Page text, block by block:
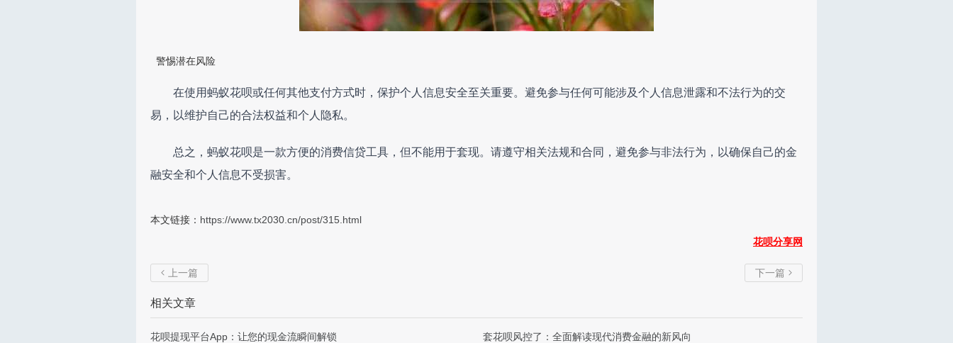
警惕潜在风险
在使用蚂蚁花呗或任何其他支付方式时，保护个人信息安全至关重要。避免参与任何可能涉及个人信息泄露和不法行为的交
易，以维护自己的合法权益和个人隐私。
总之，蚂蚁花呗是一款方便的消费信贷工具，但不能用于套现。请遵守相关法规和合同，避免参与非法行为，以确保自己的金
融安全和个人信息不受损害。
本文链接： https://www.tx2030.cn/post/315.html
花呗分享网
 上一篇 下一篇 
相关文章
花呗提现平台App：让您的现金流瞬间解锁 套花呗风控了：全面解读现代消费金融的新风向